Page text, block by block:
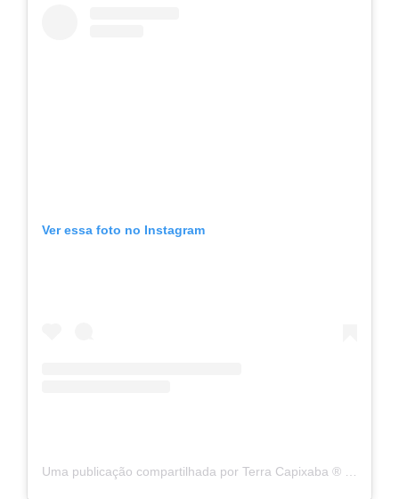
Ver essa foto no Instagram